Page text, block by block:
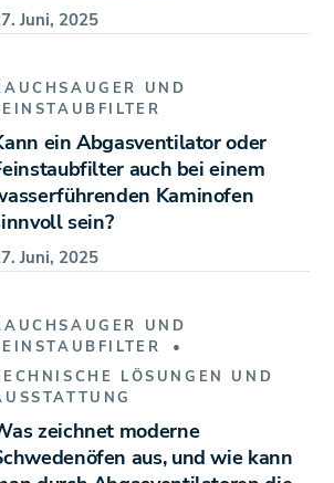
Juni, 2025
UND
ein Abgasventilator oder
auch bei einem
Kaminofen
sein?
Juni, 2025
UND
LÖSUNGEN UND
zeichnet moderne
aus, und wie kann